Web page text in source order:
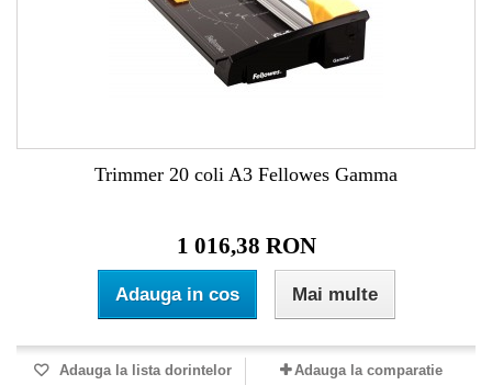
Trimmer 20 coli A3 Fellowes Gamma
1 016,38 RON
Adauga in cos Mai multe
Adauga la lista dorintelor Adauga la comparatie